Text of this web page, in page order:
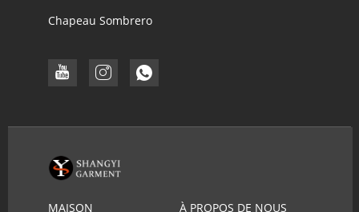
Chapeau Sombrero
MAISON À PROPOS DE NOUS